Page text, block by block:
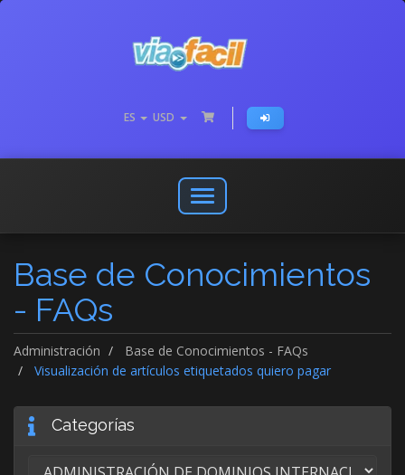
ES USD
Abrir
o
menú
de
Base de Conocimientos
- FAQs
Administración
Base de Conocimientos - FAQs
Visualización de artículos etiquetados quiero pagar
Categorías